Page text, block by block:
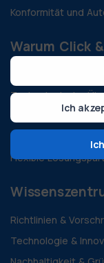
Konformität und
Warum Click
Technologische
Lokale Expertise
Internationale
Flexible
Richtlinien &
Technologie &
Ich